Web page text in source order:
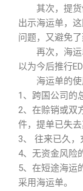
其次，提货
出示海运单，
问题，又避免
再次，海运
以为今后推行
海运单的使
1、跨国公司的
2、在赊销或双
件，提单已失去
3、 往来已久，
4、无资金风险
5、在短途海运
采用海运单。